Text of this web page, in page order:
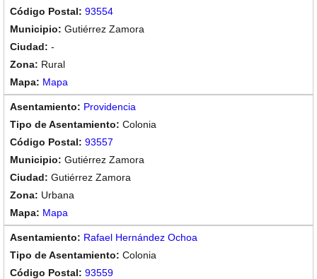
93554
Gutiérrez Zamora
-
Rural
Mapa
Providencia
Colonia
93557
Gutiérrez Zamora
Gutiérrez Zamora
Urbana
Mapa
Rafael Hernández Ochoa
Colonia
93559